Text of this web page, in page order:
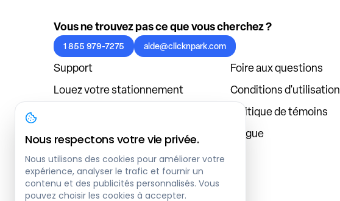
Vous ne trouvez pas ce que vous cherchez ?
1 855 979-7275 aide@clicknpark.com
Support
Foire aux questions
Louez votre stationnement
Conditions d'utilisation
Politique de témoins
À propos
Blogue
Connexion au tableau de bord
Nous respectons votre vie privée.
Nous utilisons des cookies pour améliorer votre
expérience, analyser le trafic et fournir un
contenu et des publicités personnalisés. Vous
pouvez choisir les cookies à accepter.